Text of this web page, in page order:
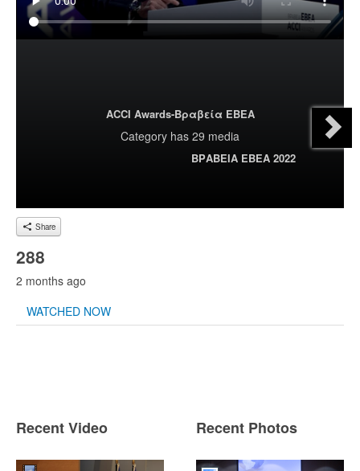
ACCI Awards-Βραβεία ΕΒΕΑ
Category has 29 media
ΒΡΑΒΕΙΑ ΕΒΕΑ 2022
Share
288
2 months ago
WATCHED NOW
Recent Video Recent Photos